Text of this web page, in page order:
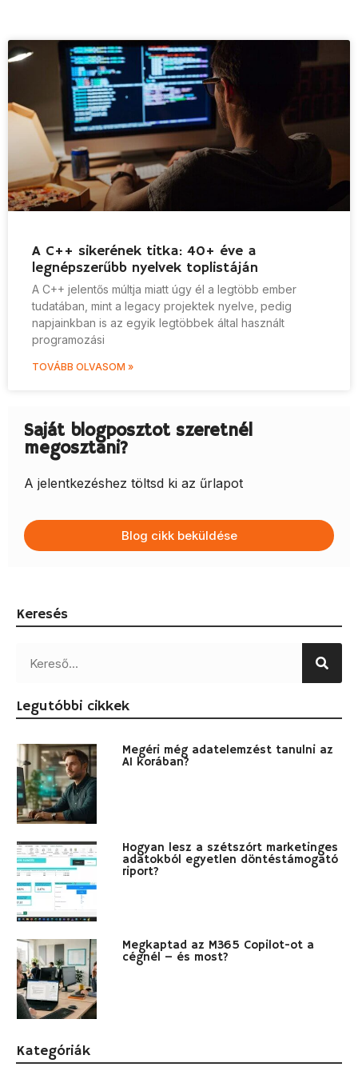
A C++ sikerének titka: 40+ éve a
legnépszerűbb nyelvek toplistáján
A C++ jelentős múltja miatt úgy él a legtöbb ember
tudatában, mint a legacy projektek nyelve, pedig
napjainkban is az egyik legtöbbek által használt
programozási
TOVÁBB OLVASOM »
Saját blogposztot szeretnél
megosztani?
A jelentkezéshez töltsd ki az űrlapot
Blog cikk beküldése
Keresés
Legutóbbi cikkek
Megéri még adatelemzést tanulni az
AI korában?
Hogyan lesz a szétszórt marketinges
adatokból egyetlen döntéstámogató
riport?
Megkaptad az M365 Copilot-ot a
cégnél – és most?
Kategóriák